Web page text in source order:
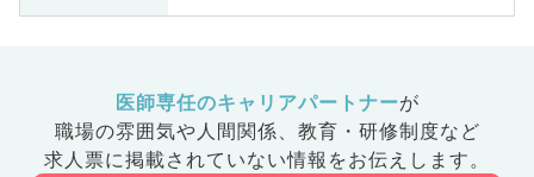
医師専任のキャリアパートナーが
職場の雰囲気や人間関係、 教育・研修制度など
求人票に掲載されていない情報をお伝えします。